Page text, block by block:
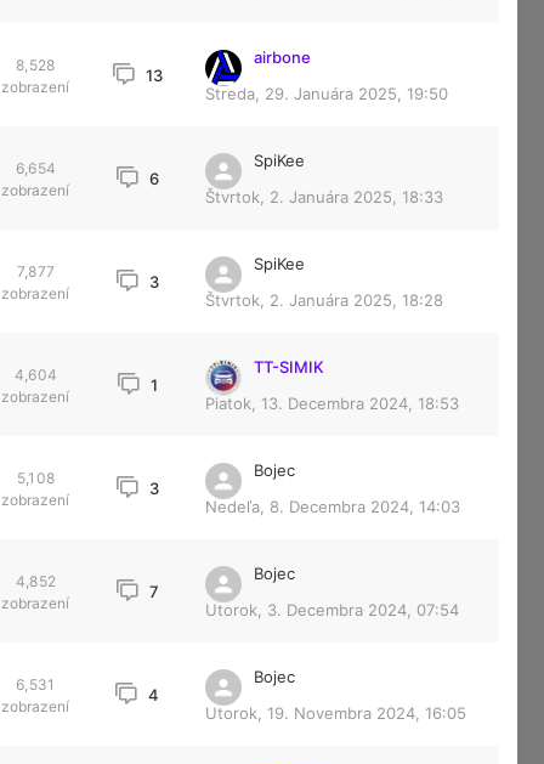
8,528
zobrazení
13
airbone
Streda, 29. Januára 2025, 19:50
6,654
zobrazení
6
SpiKee
Štvrtok, 2. Januára 2025, 18:33
7,877
zobrazení
3
SpiKee
Štvrtok, 2. Januára 2025, 18:28
4,604
zobrazení
1
TT-SIMIK
Piatok, 13. Decembra 2024, 18:53
5,108
zobrazení
3
Bojec
Nedeľa, 8. Decembra 2024, 14:03
4,852
zobrazení
7
Bojec
Utorok, 3. Decembra 2024, 07:54
6,531
zobrazení
4
Bojec
Utorok, 19. Novembra 2024, 16:05